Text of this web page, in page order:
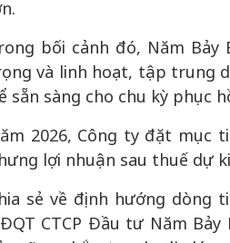
bối cảnh đó, Năm
và linh hoạt, tập trung
sẵn sàng cho chu kỳ phục
2026, Công ty đặt mục
lợi nhuận sau thuế dự
sẻ về định hướng dòng
CTCP Đầu tư Năm